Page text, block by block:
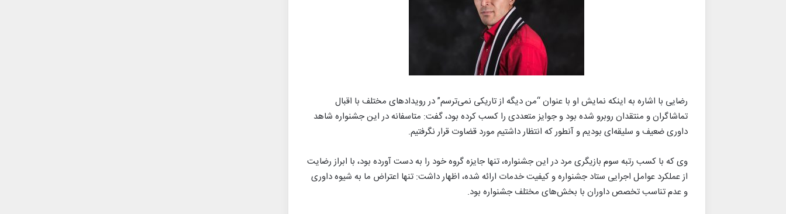
رضایی با اشاره به اینکه نمایش او با عنوان “من دیگه از تاریکی نمی‌ترسم” در رویدادهای مختلف با اقبال
تماشاگران و منتقدان روبرو شده بود و جوایز متعددی را کسب کرده بود، گفت: متاسفانه در این جشنواره شاهد
داوری ضعیف و سلیقه‌ای بودیم و آنطور که انتظار داشتیم مورد قضاوت قرار نگرفتیم.
وی که با کسب رتبه سوم بازیگری مرد در این جشنواره، تنها جایزه گروه خود را به دست آورده بود، با ابراز رضایت
از عملکرد عوامل اجرایی ستاد جشنواره و کیفیت خدمات ارائه شده، اظهار داشت: تنها اعتراض ما به شیوه داوری
و عدم تناسب تخصص داوران با بخش‌های مختلف جشنواره بود.